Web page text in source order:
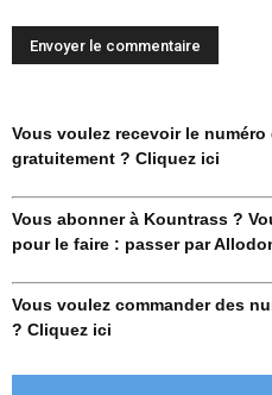
Vous voulez recevoir le
gratuitement ? Cliquez ici
Vous abonner à Kountrass ?
pour le faire : passer par
Vous voulez commander des
? Cliquez ici